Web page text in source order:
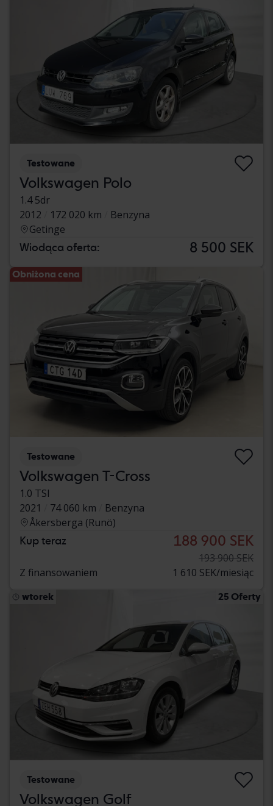
Testowane
Volkswagen Polo
1.4 5dr
2012
172 020 km
Benzyna
Getinge
Wiodąca oferta: 8 500 SEK
Obniżona cena
Testowane
Volkswagen T-Cross
1.0 TSI
2021
74 060 km
Benzyna
Åkersberga (Runö)
Kup teraz 188 900 SEK
193 900 SEK
Z finansowaniem
1 610 SEK/miesiąc
wtorek 25 Oferty
Testowane
Volkswagen Golf